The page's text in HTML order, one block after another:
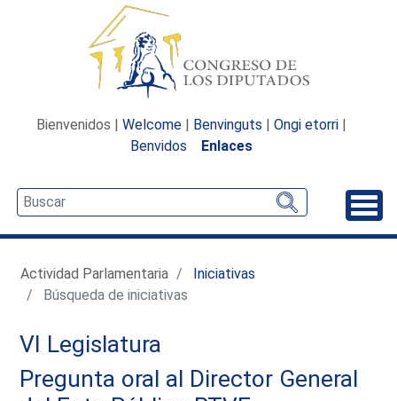
Bienvenidos | Welcome | Benvinguts | Ongi etorri |
Benvidos
Enlaces
Actividad Parlamentaria
Iniciativas
Búsqueda de iniciativas
VI Legislatura
Pregunta oral al Director General